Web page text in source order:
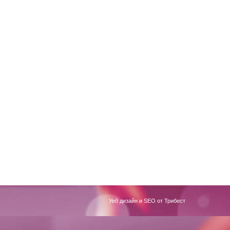
Уеб дизайн и SEO от Трибест